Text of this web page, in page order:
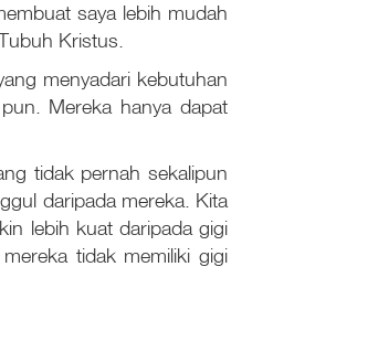
saya lebih mudah
Kristus.
menyadari kebutuhan
Mereka hanya dapat
tidak pernah sekalipun
daripada mereka. Kita
lebih kuat daripada gigi
tidak memiliki gigi